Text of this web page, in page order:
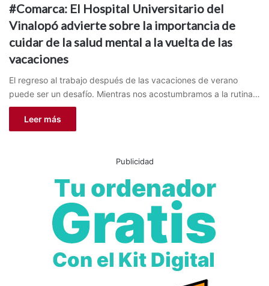
#Comarca: El Hospital Universitario del
Vinalopó advierte sobre la importancia de
cuidar de la salud mental a la vuelta de las
vacaciones
El regreso al trabajo después de las vacaciones de verano
puede ser un desafío. Mientras nos acostumbramos a la rutina…
Leer más
Publicidad